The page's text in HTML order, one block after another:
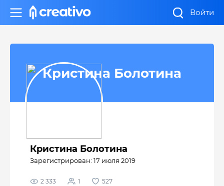
Войти
Кристина Болотина
Кристина Болотина
Зарегистрирован: 17 июля 2019
2 333 1 527